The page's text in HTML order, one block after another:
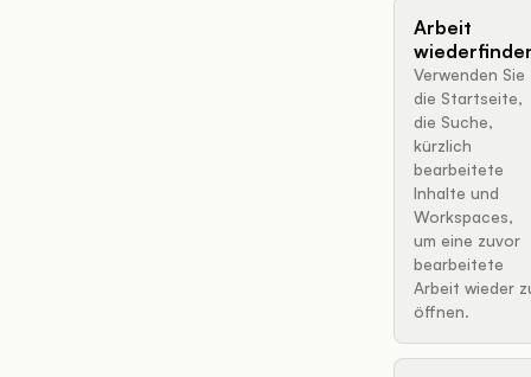
Arbeit
Verwenden Sie
die Startseite,
die Suche,
kürzlich
bearbeitete
Inhalte und
Workspaces,
um eine zuvor
bearbeitete
Arbeit wieder
öffnen.